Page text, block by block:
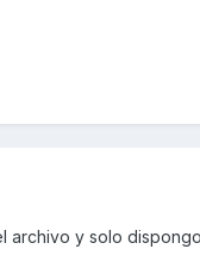
archivo y solo